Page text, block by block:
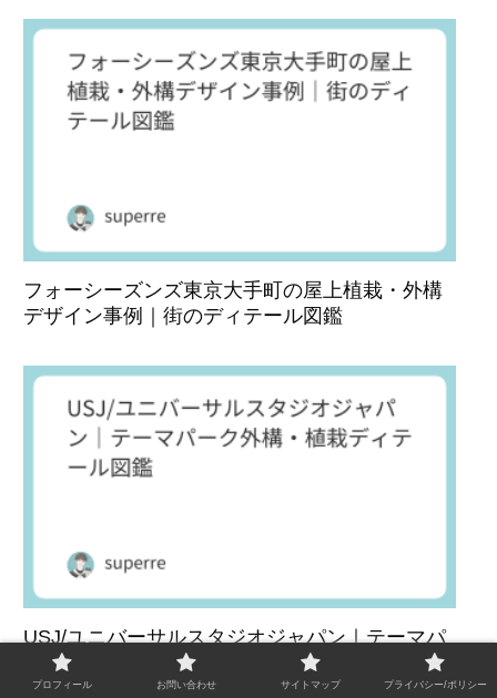
フォーシーズンズ東京大手町の屋上植栽・外構
デザイン事例｜街のディテール図鑑
USJ/ユニバーサルスタジオジャパン｜テーマパ
ーク外構・植栽ディテール図鑑
プロフィール お問い合わせ サイトマップ プライバシー/ポリシー